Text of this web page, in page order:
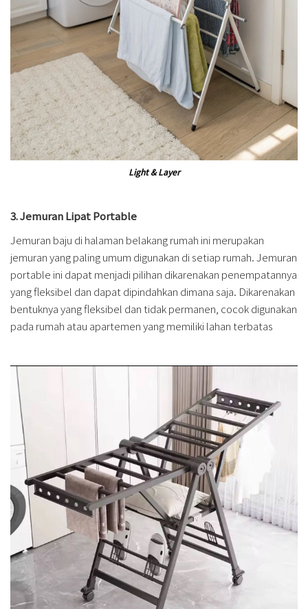
Light & Layer
3. Jemuran Lipat Portable
Jemuran baju di halaman belakang rumah ini merupakan
jemuran yang paling umum digunakan di setiap rumah. Jemuran
portable ini dapat menjadi pilihan dikarenakan penempatannya
yang fleksibel dan dapat dipindahkan dimana saja. Dikarenakan
bentuknya yang fleksibel dan tidak permanen, cocok digunakan
pada rumah atau apartemen yang memiliki lahan terbatas